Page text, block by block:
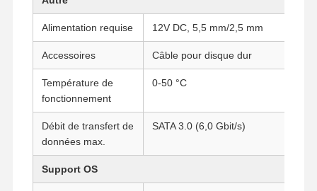
Mini PC industriel
1U Rackmount PC est utilisé.
Le NAS Mini PC
Le Celeron Mini PC
Core Mini PC
Mini PC de bureau
Alimentation requise 12V DC, 5,5 mm/2,5 mm
Accessoires Câble pour disque dur
Température de
fonctionnement
0-50 °C
Débit de transfert de
données max.
SATA 3.0 (6,0 Gbit/s)
Support OS